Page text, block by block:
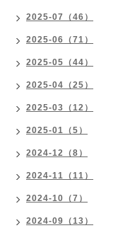
2025-07（46）
2025-06（71）
2025-05（44）
2025-04（25）
2025-03（12）
2025-01（5）
2024-12（8）
2024-11（11）
2024-10（7）
2024-09（13）